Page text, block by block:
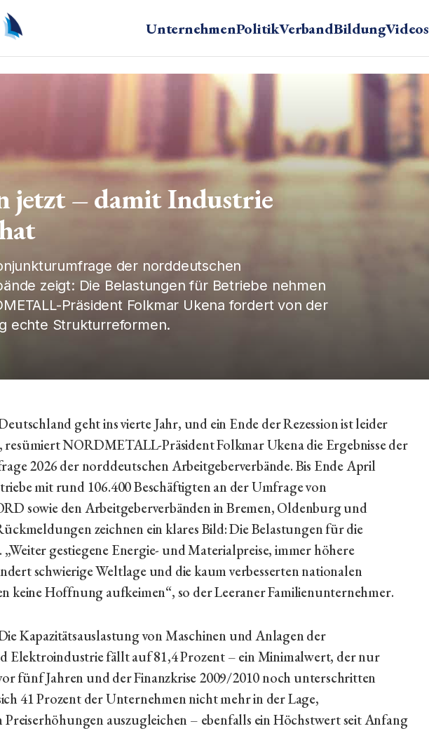
UnternehmenPolitikVerbandBildungVideos
jetzt – damit Industrie
der norddeutschen
zeigt: Die Belastungen für Betriebe nehmen
Präsident Folkmar Ukena fordert von der
echte Strukturreformen.
geht ins vierte Jahr, und ein Ende der Rezession ist leider
NORDMETALL-Präsident Folkmar Ukena die Ergebnisse der
2026 der norddeutschen Arbeitgeberverbände. Bis Ende April
mit rund 106.400 Beschäftigten an der Umfrage von
sowie den Arbeitgeberverbänden in Bremen, Oldenburg und
zeichnen ein klares Bild: Die Belastungen für die
gestiegene Energie- und Materialpreise, immer höhere
schwierige Weltlage und die kaum verbesserten nationalen
keine Hoffnung aufkeimen“, so der Leeraner Familienunternehmer.
Kapazitätsauslastung von Maschinen und Anlagen der
Elektroindustrie fällt auf 81,4 Prozent – ein Minimalwert, der nur
fünf Jahren und der Finanzkrise 2009/2010 noch unterschritten
41 Prozent der Unternehmen nicht mehr in der Lage,
auszugleichen – ebenfalls ein Höchstwert seit Anfang